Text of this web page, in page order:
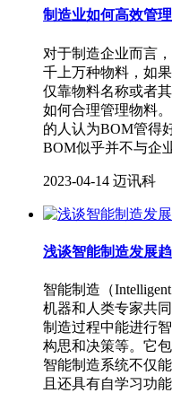
制造业如何高效管
对于制造企业而言
千上万种物料，如
仅靠物料名称或者
如何合理管理物料
的人认为BOM管得
BOM似乎并不与企
2023-04-14 迈讯科
浅谈智能制造发展
智能制造（
机器和人类专家共
制造过程中能进行
构思和决策等。它
智能制造系统不仅
且还具有自学习功